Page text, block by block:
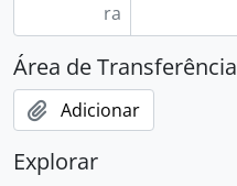
ra
Área de Transferência
Adicionar
Explorar